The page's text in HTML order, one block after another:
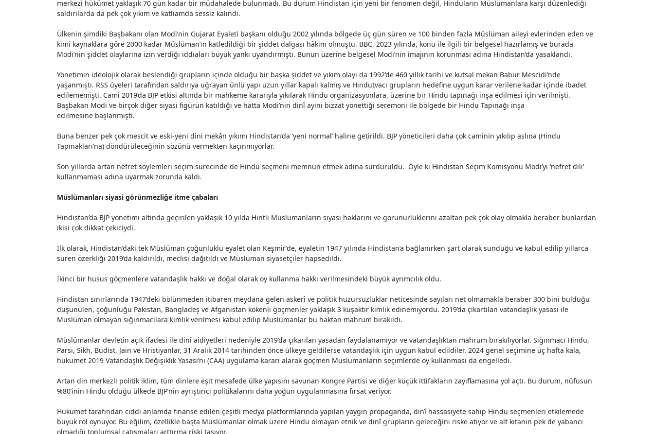
merkezi hükümet yaklaşık 70 gün kadar bir müdahalede bulunmadı. Bu durum Hindistan için yeni bir fenomen değil, Hinduların Müslümanlara karşı düzenlediği
saldırılarda da pek çok yıkım ve katliamda sessiz kalındı.
Ülkenin şimdiki Başbakanı olan Modi’nin Gujarat Eyaleti başkanı olduğu 2002 yılında bölgede üç gün süren ve 100 binden fazla Müslüman aileyi evlerinden eden ve
kimi kaynaklara göre 2000 kadar Müslüman’ın katledildiği bir şiddet dalgası hâkim olmuştu. BBC, 2023 yılında, konu ile ilgili bir belgesel hazırlamış ve burada
Modi’nin şiddet olaylarına izin verdiği iddiaları büyük yankı uyandırmıştı. Bunun üzerine belgesel Modi’nin imajının korunması adına Hindistan’da yasaklandı.
Yönetimin ideolojik olarak beslendiği grupların içinde olduğu bir başka şiddet ve yıkım olayı da 1992’de 460 yıllık tarihi ve kutsal mekan Babür Mescidi’nde
yaşanmıştı. RSS üyeleri tarafından saldırıya uğrayan ünlü yapı uzun yıllar kapalı kalmış ve Hindutvacı grupların hedefine uygun karar verilene kadar içinde ibadet
edilememişti. Cami 2019’da BJP etkisi altında bir mahkeme kararıyla yıkılarak Hindu organizasyonlara, üzerine bir Hindu tapınağı inşa edilmesi için verilmişti.
Başbakan Modi ve birçok diğer siyasi figürün katıldığı ve hatta Modi’nin dinî ayini bizzat yönettiği seremoni ile bölgede bir Hindu Tapınağı inşa
edilmesine başlanmıştı.
Buna benzer pek çok mescit ve eski-yeni dini mekân yıkımı Hindistan’da ‘yeni normal’ haline getirildi. BJP yöneticileri daha çok caminin yıkılıp aslına (Hindu
Tapınakları’na) döndürüleceğinin sözünü vermekten kaçınmıyorlar.
Son yıllarda artan nefret söylemleri seçim sürecinde de Hindu seçmeni memnun etmek adına sürdürüldü. Öyle ki Hindistan Seçim Komisyonu Modi’yi ‘nefret dili’
kullanmaması adına uyarmak zorunda kaldı.
Müslümanları siyasi görünmezliğe itme çabaları
Hindistan’da BJP yönetimi altında geçirilen yaklaşık 10 yılda Hintli Müslümanların siyasi haklarını ve görünürlüklerini azaltan pek çok olay olmakla beraber bunlardan
ikisi çok dikkat çekiciydi.
İlk olarak, Hindistan’daki tek Müslüman çoğunluklu eyalet olan Keşmir’de, eyaletin 1947 yılında Hindistan’a bağlanırken şart olarak sunduğu ve kabul edilip yıllarca
süren özerkliği 2019’da kaldırıldı, meclisi dağıtıldı ve Müslüman siyasetçiler hapsedildi.
İkinci bir husus göçmenlere vatandaşlık hakkı ve doğal olarak oy kullanma hakkı verilmesindeki büyük ayrımcılık oldu.
Hindistan sınırlarında 1947’deki bölünmeden itibaren meydana gelen askerî ve politik huzursuzluklar neticesinde sayıları net olmamakla beraber 300 bini bulduğu
düşünülen, çoğunluğu Pakistan, Bangladeş ve Afganistan kökenli göçmenler yaklaşık 3 kuşaktır kimlik edinemiyordu. 2019’da çıkartılan vatandaşlık yasası ile
Müslüman olmayan sığınmacılara kimlik verilmesi kabul edilip Müslümanlar bu haktan mahrum bırakıldı.
Müslümanlar devletin açık ifadesi ile dinî aidiyetleri nedeniyle 2019’da çıkarılan yasadan faydalanamıyor ve vatandaşlıktan mahrum bırakılıyorlar. Sığınmacı Hindu,
Parsi, Sikh, Budist, Jain ve Hristiyanlar, 31 Aralık 2014 tarihinden önce ülkeye geldilerse vatandaşlık için uygun kabul edildiler. 2024 genel seçimine üç hafta kala,
hükümet 2019 Vatandaşlık Değişiklik Yasası’nı (CAA) uygulama kararı alarak göçmen Müslümanların seçimlerde oy kullanması da engelledi.
Artan din merkezli politik iklim, tüm dinlere eşit mesafede ülke yapısını savunan Kongre Partisi ve diğer küçük ittifakların zayıflamasına yol açtı. Bu durum, nüfusun
%80’inin Hindu olduğu ülkede BJP’nin ayrıştırıcı politikalarını daha yoğun uygulanmasına fırsat veriyor.
Hükümet tarafından ciddi anlamda finanse edilen çeşitli medya platformlarında yapılan yaygın propaganda, dinî hassasiyete sahip Hindu seçmenleri etkilemede
büyük rol oynuyor. Bu eğilim, özellikle başta Müslümanlar olmak üzere Hindu olmayan etnik ve dinî grupların geleceğini riske atıyor ve alt kıtanın pek de yabancı
olmadığı toplumsal çatışmaları arttırma riski taşıyor.